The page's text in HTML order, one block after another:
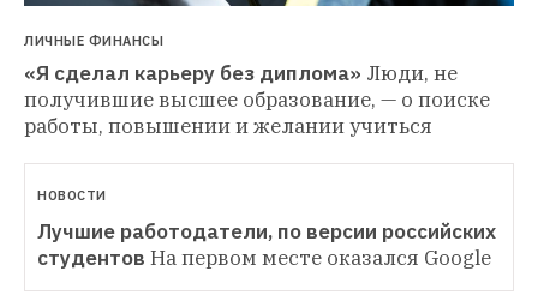
ЛИЧНЫЕ ФИНАНСЫ
«Я сделал карьеру без диплома» Люди, не
получившие высшее образование, — о поиске
работы, повышении и желании учиться
НОВОСТИ
Лучшие работодатели, по версии российских
студентов На первом месте оказался Google